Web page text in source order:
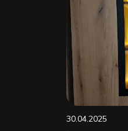
30.04.2025